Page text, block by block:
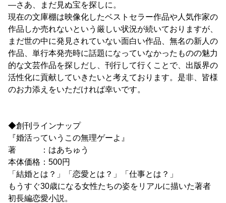
―さあ、まだ見ぬ宝を探しに。
現在の文庫棚は映像化したベストセラー作品や人気作家の
作品しか売れないという厳しい状況が続いておりますが、
まだ世の中に発見されていない面白い作品、無名の新人の
作品、単行本発売時に話題になっていなかったものの魅力
的な文芸作品を探しだし、刊行して行くことで、出版界の
活性化に貢献していきたいと考えております。是非、皆様
のお力添えをいただければ幸いです。
◆創刊ラインナップ
『婚活っていうこの無理ゲーよ』
著 ：はあちゅう
本体価格：500円
「結婚とは？」「恋愛とは？」「仕事とは？」
もうすぐ30歳になる女性たちの姿をリアルに描いた著者
初長編恋愛小説。